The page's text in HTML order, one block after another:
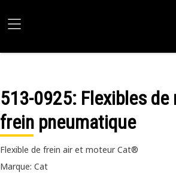
513-0925: Flexibles
frein pneumatique
Flexible de frein air et moteur Cat®
Marque: Cat